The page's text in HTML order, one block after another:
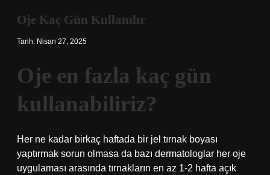
Oje Kaç Gün Kullanılır
Tarih: Nisan 27, 2025
Oje en fazla kaç gün
kullanabiliriz?
Her ne kadar birkaç haftada bir jel tırnak boyası
yaptırmak sorun olmasa da bazı dermatologlar her oje
uygulaması arasında tırnakların en az 1-2 hafta açık